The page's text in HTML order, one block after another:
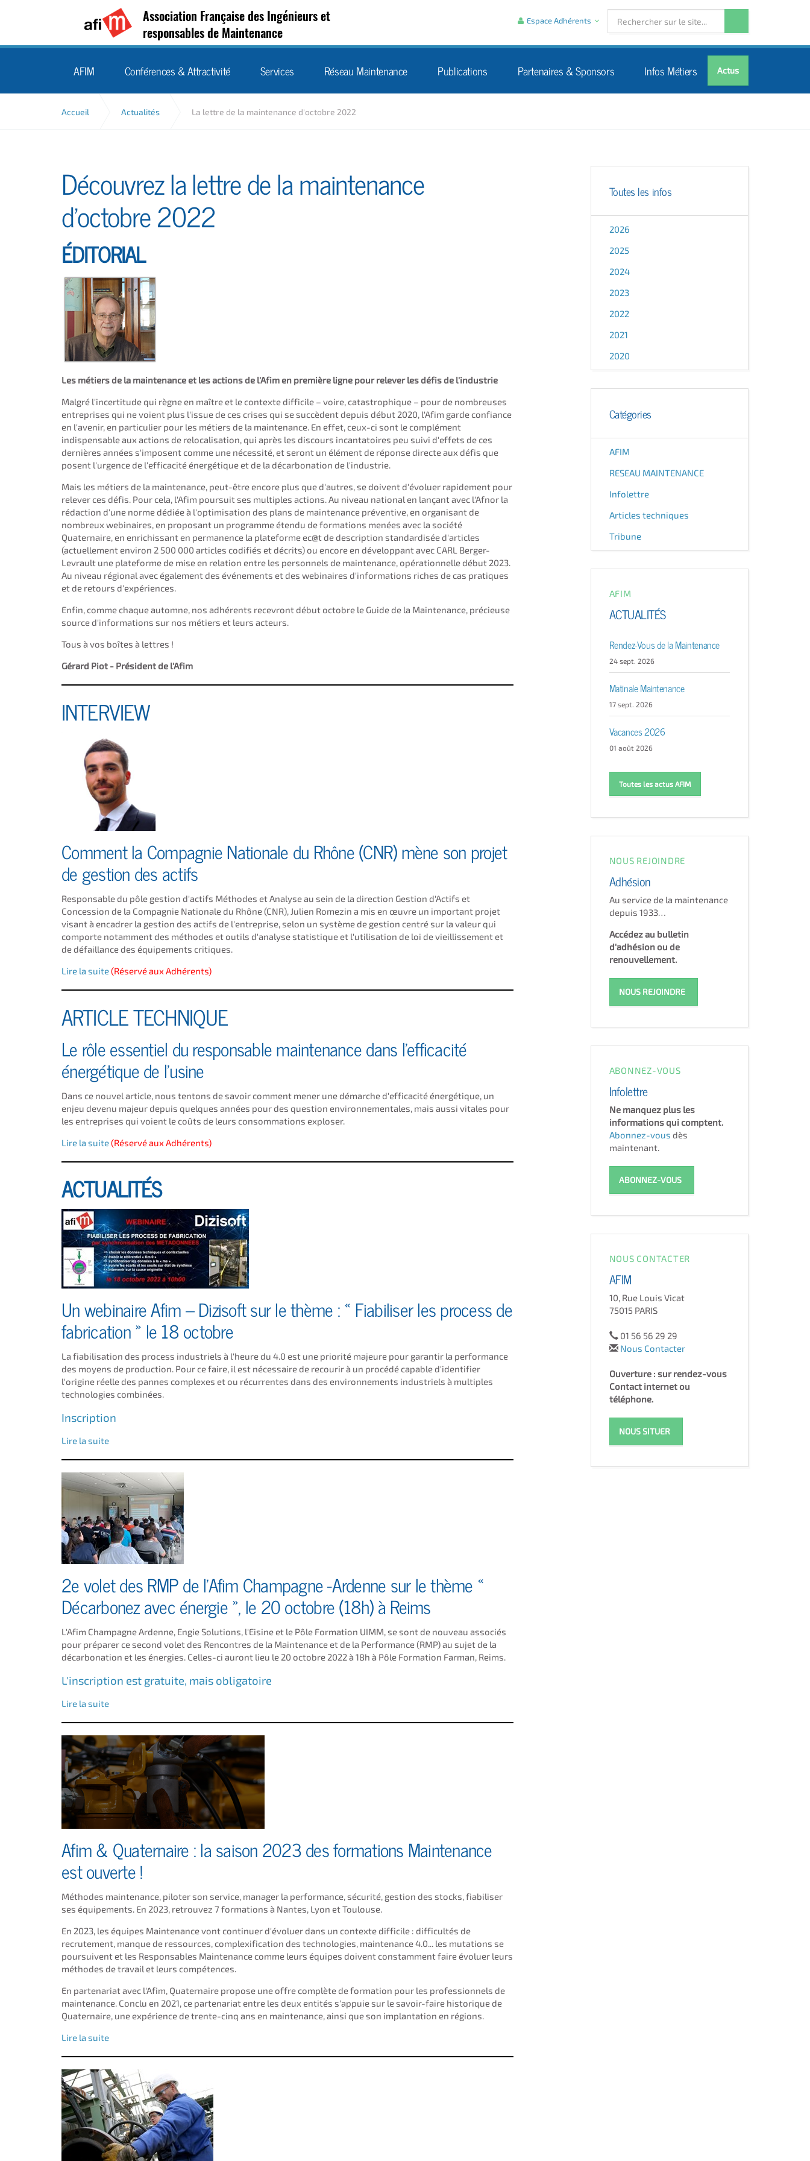
Association Française des Ingénieurs et
responsables de Maintenance
Actus
AFIM Conférences & Attractivité Services Réseau Maintenance Publications Partenaires & Sponsors Infos Métiers
Espace Adhérents
Accueil Actualités La lettre de la maintenance d'octobre 2022
Découvrez la lettre de la maintenance
d'octobre 2022
ÉDITORIAL
Les métiers de la maintenance et les actions de l'Afim en première ligne pour relever les défis de l'industrie
Malgré l'incertitude qui règne en maître et le contexte difficile – voire, catastrophique – pour de nombreuses
entreprises qui ne voient plus l'issue de ces crises qui se succèdent depuis début 2020, l'Afim garde confiance
en l'avenir, en particulier pour les métiers de la maintenance. En effet, ceux-ci sont le complément
indispensable aux actions de relocalisation, qui après les discours incantatoires peu suivi d'effets de ces
dernières années s'imposent comme une nécessité, et seront un élément de réponse directe aux défis que
posent l'urgence de l'efficacité énergétique et de la décarbonation de l'industrie.
Mais les métiers de la maintenance, peut-être encore plus que d'autres, se doivent d'évoluer rapidement pour
relever ces défis. Pour cela, l'Afim poursuit ses multiples actions. Au niveau national en lançant avec l'Afnor la
rédaction d'une norme dédiée à l'optimisation des plans de maintenance préventive, en organisant de
nombreux webinaires, en proposant un programme étendu de formations menées avec la société
Quaternaire, en enrichissant en permanence la plateforme ec@t de description standardisée d'articles
(actuellement environ 2 500 000 articles codifiés et décrits) ou encore en développant avec CARL Berger-
Levrault une plateforme de mise en relation entre les personnels de maintenance, opérationnelle début 2023.
Au niveau régional avec également des événements et des webinaires d'informations riches de cas pratiques
et de retours d'expériences.
Enfin, comme chaque automne, nos adhérents recevront début octobre le Guide de la Maintenance, précieuse
source d'informations sur nos métiers et leurs acteurs.
Tous à vos boîtes à lettres !
Gérard Piot - Président de l'Afim
INTERVIEW
Comment la Compagnie Nationale du Rhône (CNR) mène son projet
de gestion des actifs
Responsable du pôle gestion d'actifs Méthodes et Analyse au sein de la direction Gestion d'Actifs et
Concession de la Compagnie Nationale du Rhône (CNR), Julien Romezin a mis en œuvre un important projet
visant à encadrer la gestion des actifs de l'entreprise, selon un système de gestion centré sur la valeur qui
comporte notamment des méthodes et outils d'analyse statistique et l'utilisation de loi de vieillissement et
de défaillance des équipements critiques.
Lire la suite(Réservé aux Adhérents)
ARTICLE TECHNIQUE
Le rôle essentiel du responsable maintenance dans l'efficacité
énergétique de l'usine
Dans ce nouvel article, nous tentons de savoir comment mener une démarche d'efficacité énergétique, un
enjeu devenu majeur depuis quelques années pour des question environnementales, mais aussi vitales pour
les entreprises qui voient le coûts de leurs consommations exploser.
Lire la suite(Réservé aux Adhérents)
ACTUALITÉS
Un webinaire Afim – Dizisoft sur le thème : « Fiabiliser les process de
fabrication » le 18 octobre
La fiabilisation des process industriels à l'heure du 4.0 est une priorité majeure pour garantir la performance
des moyens de production. Pour ce faire, il est nécessaire de recourir à un procédé capable d'identifier
l'origine réelle des pannes complexes et ou récurrentes dans des environnements industriels à multiples
technologies combinées.
Inscription
Lire la suite
2e volet des RMP de l'Afim Champagne -Ardenne sur le thème «
Décarbonez avec énergie », le 20 octobre (18h) à Reims
L'Afim Champagne Ardenne, Engie Solutions, l'Eisine et le Pôle Formation UIMM, se sont de nouveau associés
pour préparer ce second volet des Rencontres de la Maintenance et de la Performance (RMP) au sujet de la
décarbonation et les énergies. Celles-ci auront lieu le 20 octobre 2022 à 18h à Pôle Formation Farman, Reims.
L'inscription est gratuite, mais obligatoire
Lire la suite
Afim & Quaternaire : la saison 2023 des formations Maintenance
est ouverte !
Méthodes maintenance, piloter son service, manager la performance, sécurité, gestion des stocks, fiabiliser
ses équipements. En 2023, retrouvez 7 formations à Nantes, Lyon et Toulouse.
En 2023, les équipes Maintenance vont continuer d'évoluer dans un contexte difficile : difficultés de
recrutement, manque de ressources, complexification des technologies, maintenance 4.0... les mutations se
poursuivent et les Responsables Maintenance comme leurs équipes doivent constamment faire évoluer leurs
méthodes de travail et leurs compétences.
En partenariat avec l'Afim, Quaternaire propose une offre complète de formation pour les professionnels de
maintenance. Conclu en 2021, ce partenariat entre les deux entités s'appuie sur le savoir-faire historique de
Quaternaire, une expérience de trente-cinq ans en maintenance, ainsi que son implantation en régions.
Lire la suite
Toutes les infos
2026
2025
2024
2023
2022
2021
2020
Catégories
AFIM
RESEAU MAINTENANCE
Infolettre
Articles techniques
Tribune
AFIM
ACTUALITÉS
Rendez-Vous de la Maintenance
24 sept. 2026
Matinale Maintenance
17 sept. 2026
Vacances 2026
01 août 2026
Toutes les actus AFIM
NOUS REJOINDRE
Adhésion
Au service de la maintenance
depuis 1933…
Accédez au bulletin
d'adhésion ou de
renouvellement.
NOUS REJOINDRE
ABONNEZ-VOUS
Infolettre
Ne manquez plus les
informations qui comptent.
Abonnez-vous dès
maintenant.
ABONNEZ-VOUS
NOUS CONTACTER
AFIM
10, Rue Louis Vicat
75015 PARIS
01 56 56 29 29
Nous Contacter
Ouverture : sur rendez-vous
Contact internet ou
téléphone.
NOUS SITUER